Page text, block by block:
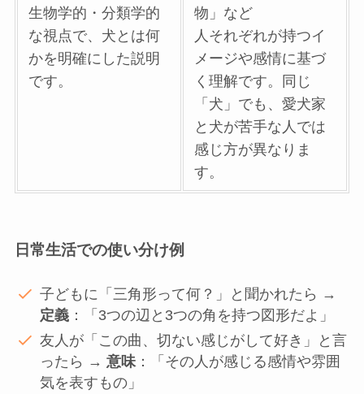
生物学的・分類学的
な視点で、犬とは何
かを明確にした説明
です。
物」など
人それぞれが持つイ
メージや感情に基づ
く理解です。同じ
「犬」でも、愛犬家
と犬が苦手な人では
感じ方が異なりま
す。
日常生活での使い分け例
子どもに「三角形って何？」と聞かれたら →
定義 ：「3つの辺と3つの角を持つ図形だよ」
友人が「この曲、切ない感じがして好き」と言
ったら →意味 ：「その人が感じる感情や雰囲
気を表すもの」